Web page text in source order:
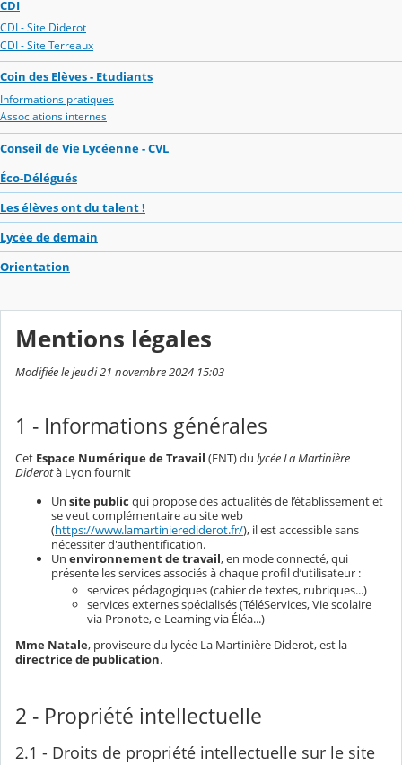
CDI
CDI - Site Diderot
CDI - Site Terreaux
Coin des Elèves - Etudiants
Informations pratiques
Associations internes
Conseil de Vie Lycéenne - CVL
Éco-Délégués
Les élèves ont du talent !
Lycée de demain
Orientation
Mentions légales
Modifiée le jeudi 21 novembre 2024 15:03
1 - Informations générales
Cet Espace Numérique de Travail (ENT) du lycée La Martinière
Diderotà Lyon fournit
Un site public qui propose des actualités de l’établissement et
se veut complémentaire au site web
(https://www.lamartinierediderot.fr/), il est accessible sans
nécessiter d'authentification.
Un environnement de travail, en mode connecté, qui
présente les services associés à chaque profil d’utilisateur :
services pédagogiques (cahier de textes, rubriques...)
services externes spécialisés (TéléServices, Vie scolaire
via Pronote, e-Learning via Éléa...)
Mme Natale, proviseure du lycée La Martinière Diderot, est la
directrice de publication.
2 - Propriété intellectuelle
2.1 - Droits de propriété intellectuelle sur le site